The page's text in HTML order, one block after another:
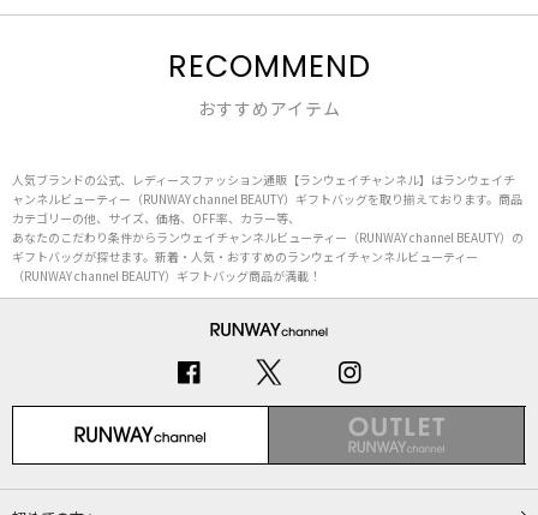
RECOMMEND
おすすめアイテム
人気ブランドの公式、レディースファッション通販【ランウェイチャンネル】はランウェイチ
ャンネルビューティー（RUNWAY channel BEAUTY）ギフトバッグを取り揃えております。商品
カテゴリーの他、サイズ、価格、OFF率、カラー等、
あなたのこだわり条件からランウェイチャンネルビューティー（RUNWAY channel BEAUTY）の
ギフトバッグが探せます。新着・人気・おすすめのランウェイチャンネルビューティー
（RUNWAY channel BEAUTY）ギフトバッグ商品が満載！